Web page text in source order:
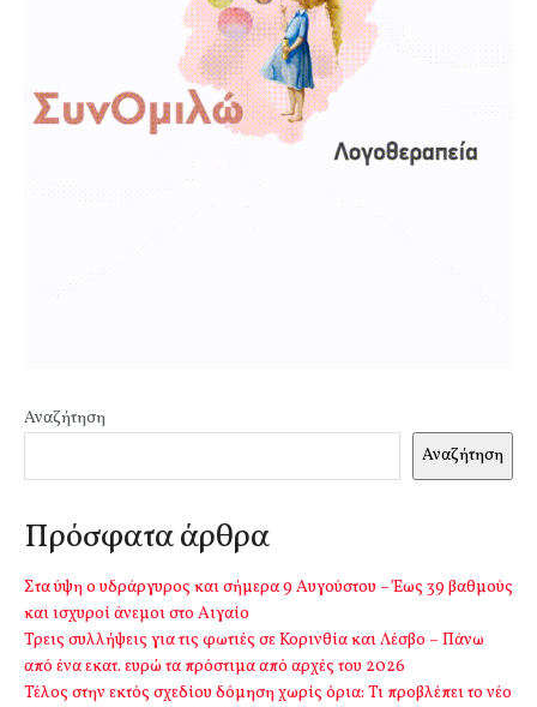
Αναζήτηση
Αναζήτηση
Πρόσφατα άρθρα
Στα ύψη ο υδράργυρος και σήμερα 9 Αυγούστου – Έως 39 βαθμούς
και ισχυροί άνεμοι στο Αιγαίο
Τρεις συλλήψεις για τις φωτιές σε Κορινθία και Λέσβο – Πάνω
από ένα εκατ. ευρώ τα πρόστιμα από αρχές του 2026
Τέλος στην εκτός σχεδίου δόμηση χωρίς όρια: Τι προβλέπει το νέο